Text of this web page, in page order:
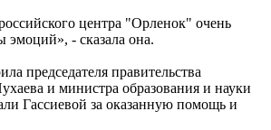
центра "Орленок" очень
- сказала она.
председателя правительства
и министра образования и науки
Гассиевой за оказанную помощь и